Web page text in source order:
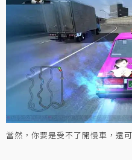
當然，你要是受不了開慢車，還